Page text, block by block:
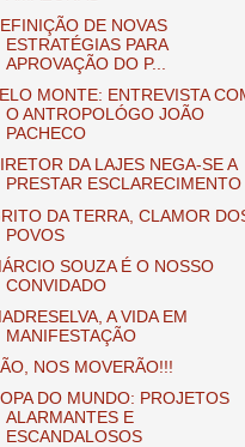
DE NOVAS
ESTRATÉGIAS PARA
APROVAÇÃO DO P...
MONTE: ENTREVISTA
O ANTROPOLÓGO JOÃO
PACHECO
DA LAJES NEGA-SE A
PRESTAR ESCLARECIMENTO
DA TERRA, CLAMOR
POVOS
SOUZA É O NOSSO
CONVIDADO
A VIDA EM
MANIFESTAÇÃO
NOS MOVERÃO!!!
DO MUNDO: PROJETOS
ALARMANTES E
ESCANDALOSOS